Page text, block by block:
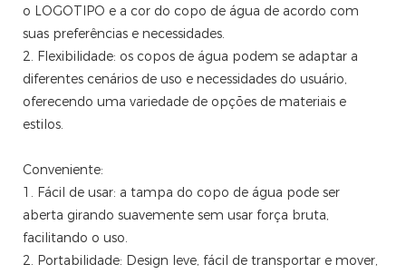
o LOGOTIPO e a cor do copo de água de acordo com
suas preferências e necessidades.
2. Flexibilidade: os copos de água podem se adaptar a
diferentes cenários de uso e necessidades do usuário,
oferecendo uma variedade de opções de materiais e
estilos.
Conveniente:
1. Fácil de usar: a tampa do copo de água pode ser
aberta girando suavemente sem usar força bruta,
facilitando o uso.
2. Portabilidade: Design leve, fácil de transportar e mover,